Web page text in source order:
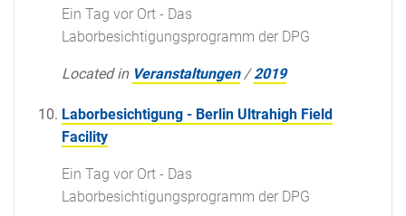
Ein Tag vor Ort - Das
Laborbesichtigungsprogramm der DPG
Located in Veranstaltungen /2019
Laborbesichtigung - Berlin Ultrahigh Field
Facility
Ein Tag vor Ort - Das
Laborbesichtigungsprogramm der DPG